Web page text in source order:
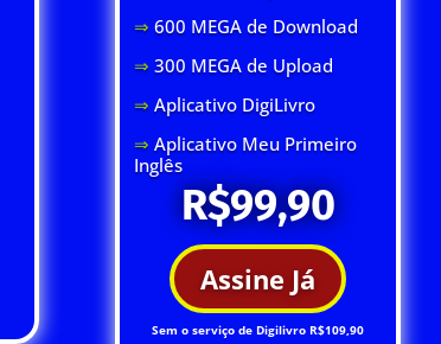
⇒ 600 MEGA de Download
⇒ 300 MEGA de Upload
⇒ Aplicativo DigiLivro
⇒ Aplicativo Meu Primeiro
Inglês
R$99,90
Assine Já
Sem o serviço de Digilivro R$109,90